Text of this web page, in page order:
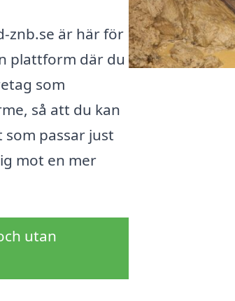
znb.se är här för
plattform där du
som
så att du kan
passar just
mot en mer
utan